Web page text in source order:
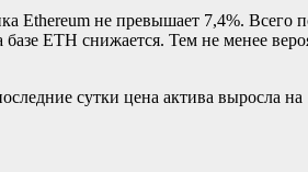
не превышает 7,4%. Всего
ETH снижается. Тем не менее
сутки цена актива выросла на